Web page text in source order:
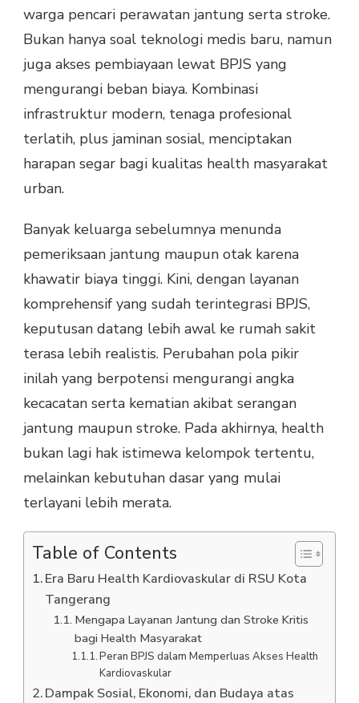
warga pencari perawatan jantung serta stroke.
Bukan hanya soal teknologi medis baru, namun
juga akses pembiayaan lewat BPJS yang
mengurangi beban biaya. Kombinasi
infrastruktur modern, tenaga profesional
terlatih, plus jaminan sosial, menciptakan
harapan segar bagi kualitas health masyarakat
urban.
Banyak keluarga sebelumnya menunda
pemeriksaan jantung maupun otak karena
khawatir biaya tinggi. Kini, dengan layanan
komprehensif yang sudah terintegrasi BPJS,
keputusan datang lebih awal ke rumah sakit
terasa lebih realistis. Perubahan pola pikir
inilah yang berpotensi mengurangi angka
kecacatan serta kematian akibat serangan
jantung maupun stroke. Pada akhirnya, health
bukan lagi hak istimewa kelompok tertentu,
melainkan kebutuhan dasar yang mulai
terlayani lebih merata.
Table of Contents
Era Baru Health Kardiovaskular di RSU Kota
Tangerang
Mengapa Layanan Jantung dan Stroke Kritis
bagi Health Masyarakat
Peran BPJS dalam Memperluas Akses Health
Kardiovaskular
Dampak Sosial, Ekonomi, dan Budaya atas